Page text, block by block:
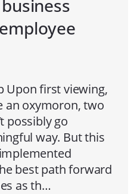
Upon first viewing,
an oxymoron, two
possibly go
way. But this
best path forward
as th…